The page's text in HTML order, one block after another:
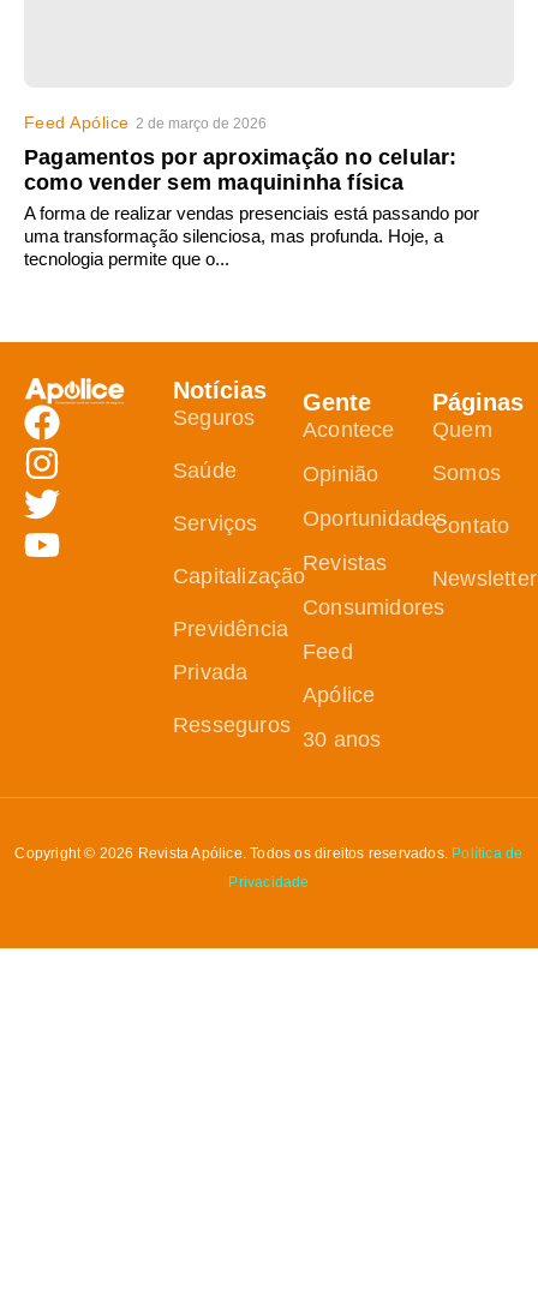
Feed Apólice 2 de março de 2026
Pagamentos por aproximação no celular:
como vender sem maquininha física
A forma de realizar vendas presenciais está passando por
uma transformação silenciosa, mas profunda. Hoje, a
tecnologia permite que o...
Notícias
Seguros
Saúde
Serviços
Capitalização
Previdência
Privada
Resseguros
Gente
Acontece
Opinião
Oportunidades
Revistas
Consumidores
Feed
Apólice
30 anos
Páginas
Quem
Somos
Contato
Newsletter
Copyright © 2026 Revista Apólice. Todos os direitos reservados. Política de
Privacidade